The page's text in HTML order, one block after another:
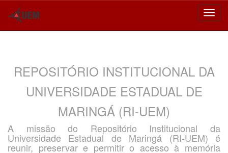
REPOSITÓRIO INSTITUCIONAL DA
UNIVERSIDADE ESTADUAL DE
MARINGÁ (RI-UEM)
A missão do Repositório Institucional da
Universidade Estadual de Maringá (RI-UEM) é
reunir, preservar e permitir o acesso à memória